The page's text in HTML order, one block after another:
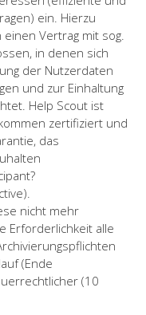
ein. Hierzu
Vertrag mit sog.
in denen sich
der Nutzerdaten
und zur Einhaltung
Help Scout ist
zertifiziert und
das
nicht mehr
Erforderlichkeit alle
(Ende
(10